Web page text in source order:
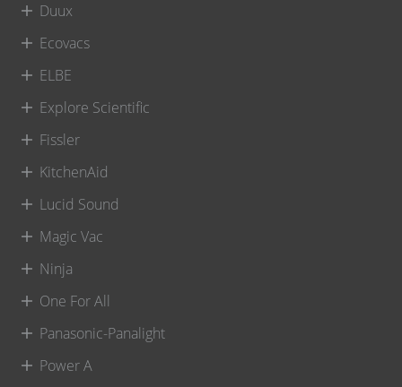
Duux
Ecovacs
ELBE
Explore Scientific
Fissler
KitchenAid
Lucid Sound
Magic Vac
Ninja
One For All
Panasonic-Panalight
Power A